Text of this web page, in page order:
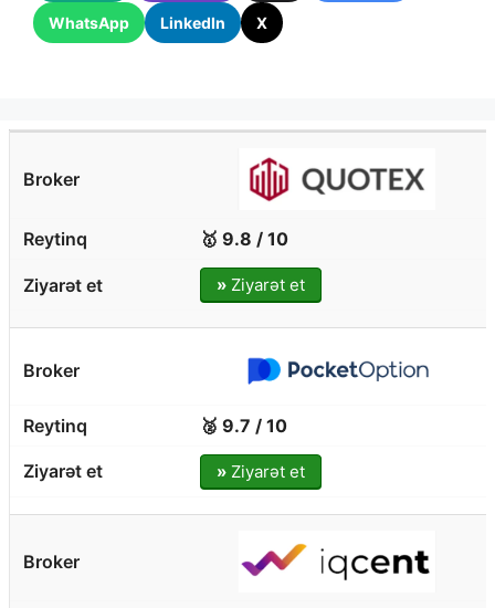
WhatsApp LinkedIn X
🥇 9.8 / 10
»Ziyarət et
🥈 9.7 / 10
»Ziyarət et